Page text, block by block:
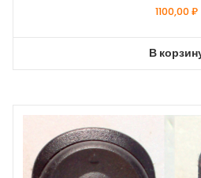
1100,00₽
В